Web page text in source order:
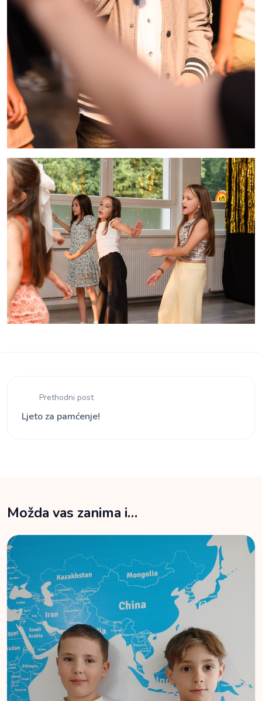
Prethodni post
Ljeto za pamćenje!
Možda vas zanima i…